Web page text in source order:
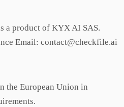
a product of KYX AI SAS.
Email: contact@checkfile.ai
the European Union in